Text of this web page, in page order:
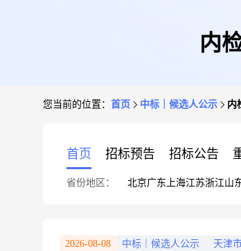
内
您当前的位置： 首页 中标｜候选人公示 内
首页 招标预告 招标公告
省份地区： 北京广东 上海江苏浙江山
2026-08-08 中标｜候选人公示 天津